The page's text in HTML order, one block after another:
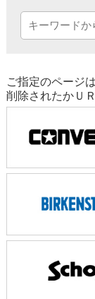
ご指定のページ
削除されたかＵ